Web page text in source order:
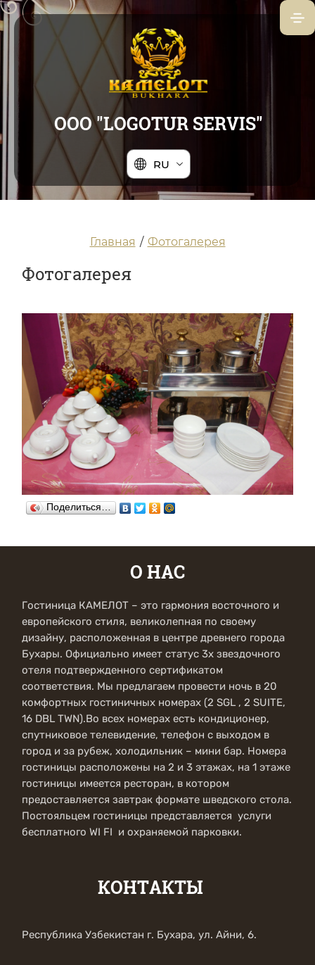
ООО "LOGOTUR SERVIS"
RU
Главная / Фотогалерея
Фотогалерея
Поделиться…
О НАС
Гостиница КАМЕЛОТ – это гармония восточного и
европейского стиля, великолепная по своему
дизайну, расположенная в центре древнего города
Бухары. Официально имеет статус 3х звездочного
отеля подтвержденного сертификатом
соответствия. Мы предлагаем провести ночь в 20
комфортных гостиничных номерах (2 SGL , 2 SUITE,
16 DBL TWN).Во всех номерах есть кондиционер,
спутниковое телевидение, телефон с выходом в
город и за рубеж, холодильник – мини бар. Номера
гостиницы расположены на 2 и 3 этажах, на 1 этаже
гостиницы имеется ресторан, в котором
предоставляется завтрак формате шведского стола.
Постояльцем гостиницы представляется услуги
бесплатного WI FI и охраняемой парковки.
КОНТАКТЫ
Республика Узбекистан г. Бухара, ул. Айни, 6.